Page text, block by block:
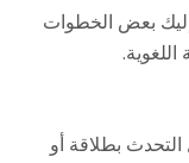
بعض الخطوات
بطلاقة أو